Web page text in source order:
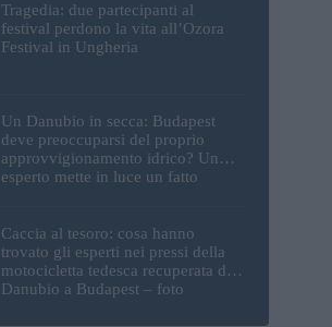
Tragedia: due partecipanti al
festival perdono la vita all’Ozora
Festival in Ungheria
Un Danubio in secca: Budapest
deve preoccuparsi del proprio
approvvigionamento idrico? Un
esperto mette in luce un fatto
Caccia al tesoro: cosa hanno
trovato gli esperti nei pressi della
motocicletta tedesca recuperata dal
Danubio a Budapest – foto